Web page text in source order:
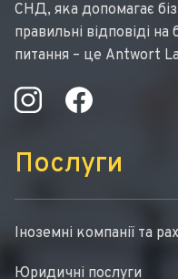
СНД, яка допомагає
правильні відповіді
питання – це Antwort
Послуги
Іноземні компанії та
Юридичні послуги